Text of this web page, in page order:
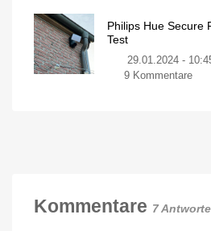
Drei
jetzt
Philips Hue Secure
Test
29.01.2024 -
9 Kommentarezu
meine
Kommentare 7